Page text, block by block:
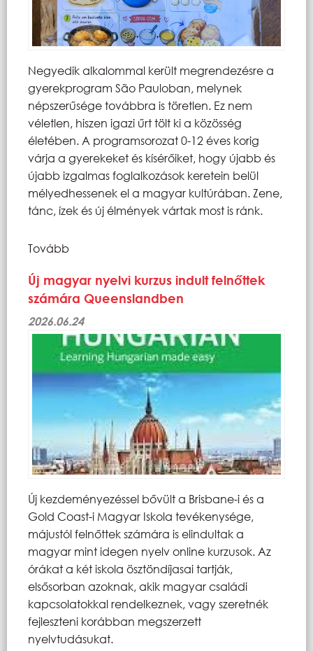
Negyedik alkalommal került megrendezésre a
gyerekprogram São Pauloban, melynek
népszerűsége továbbra is töretlen. Ez nem
véletlen, hiszen igazi űrt tölt ki a közösség
életében. A programsorozat 0-12 éves korig
várja a gyerekeket és kísérőiket, hogy újabb és
újabb izgalmas foglalkozások keretein belül
mélyedhessenek el a magyar kultúrában. Zene,
tánc, ízek és új élmények vártak most is ránk.
Tovább
Új magyar nyelvi kurzus indult felnőttek
számára Queenslandben
2026.06.24
Új kezdeményezéssel bővült a Brisbane-i és a
Gold Coast-i Magyar Iskola tevékenysége,
májustól felnőttek számára is elindultak a
magyar mint idegen nyelv online kurzusok. Az
órákat a két iskola ösztöndíjasai tartják,
elsősorban azoknak, akik magyar családi
kapcsolatokkal rendelkeznek, vagy szeretnék
fejleszteni korábban megszerzett
nyelvtudásukat.